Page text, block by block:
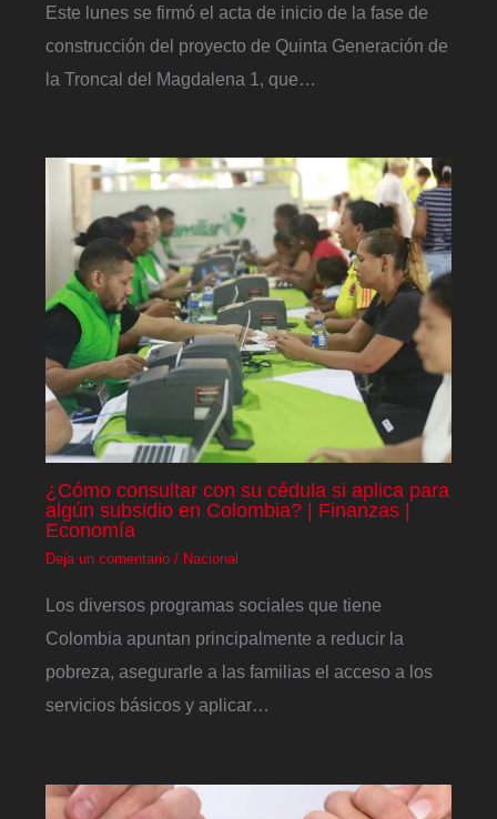
Este lunes se firmó el acta de inicio de la fase de
construcción del proyecto de Quinta Generación de
la Troncal del Magdalena 1, que…
¿Cómo consultar con su cédula si aplica para
algún subsidio en Colombia? | Finanzas |
Economía
Deja un comentario / Nacional
Los diversos programas sociales que tiene
Colombia apuntan principalmente a reducir la
pobreza, asegurarle a las familias el acceso a los
servicios básicos y aplicar…